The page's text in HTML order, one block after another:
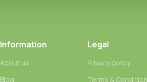
Information
About us
Blog
Legal
Privacy policy
Terms &